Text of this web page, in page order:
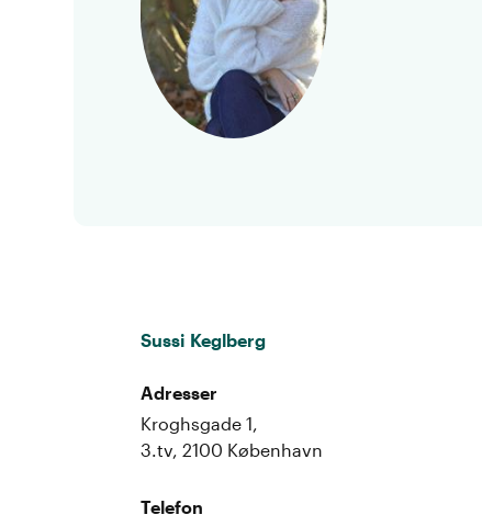
Sussi Keglberg
Adresser
Kroghsgade 1,
3.tv, 2100 København
Telefon